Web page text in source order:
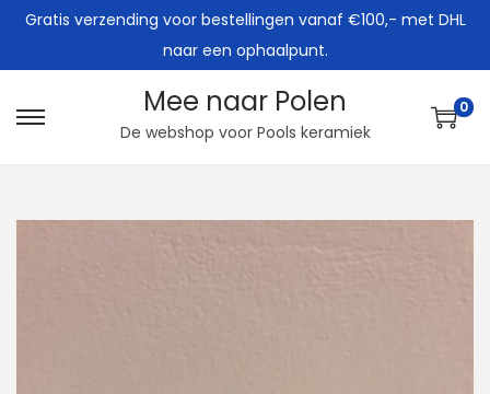
Gratis verzending voor bestellingen vanaf €100,- met DHL
naar een ophaalpunt.
G
a
G
a
Mee naar Polen
De webshop voor Pools keramiek
0